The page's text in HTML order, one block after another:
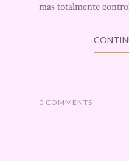
mas totalmente
0 COMMENTS